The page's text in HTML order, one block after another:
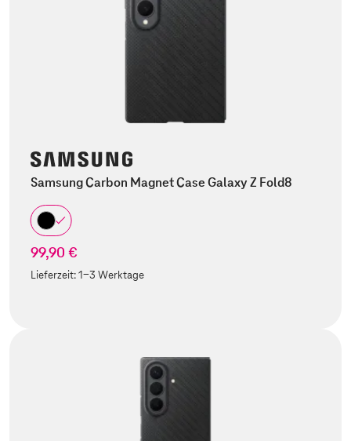
Samsung Carbon Magnet Case Galaxy Z Fold8
99,90 €
Lieferzeit:1-3 Werktage